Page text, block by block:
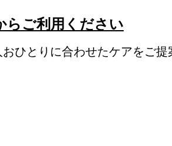
らご利用ください
ひとりに合わせたケアをご提